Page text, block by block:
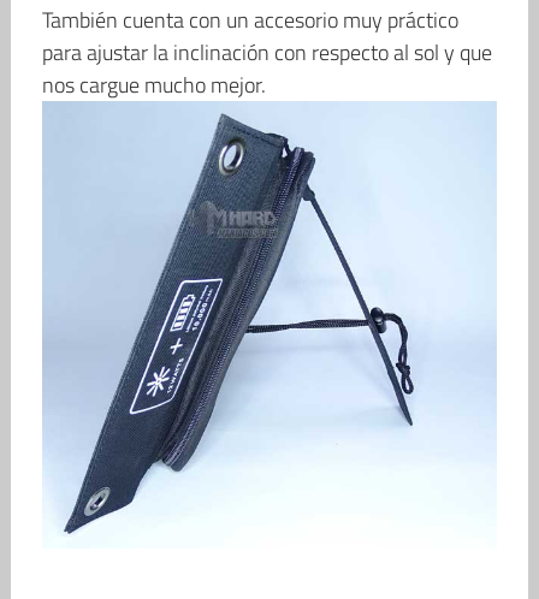
También cuenta con un accesorio muy práctico
para ajustar la inclinación con respecto al sol y que
nos cargue mucho mejor.